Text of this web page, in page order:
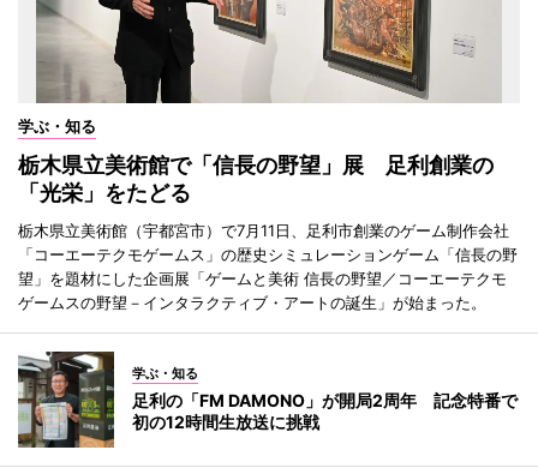
学ぶ・知る
栃木県立美術館で「信長の野望」展 足利創業の
「光栄」をたどる
栃木県立美術館（宇都宮市）で7月11日、足利市創業のゲーム制作会社
「コーエーテクモゲームス」の歴史シミュレーションゲーム「信長の野
望」を題材にした企画展「ゲームと美術 信長の野望／コーエーテクモ
ゲームスの野望－インタラクティブ・アートの誕生」が始まった。
学ぶ・知る
足利の「FM DAMONO」が開局2周年 記念特番で
初の12時間生放送に挑戦